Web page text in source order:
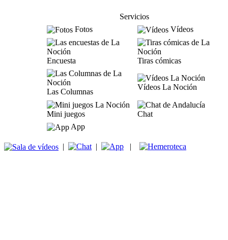
Servicios
Fotos
Vídeos
Encuesta Tiras cómicas
Las Columnas
Vídeos La Noción
Mini juegos
Chat
App
| | |